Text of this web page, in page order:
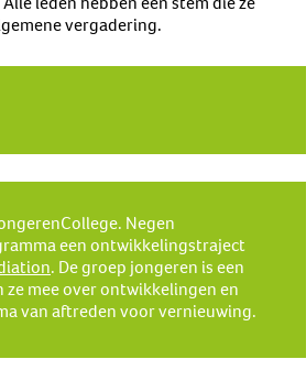
leden hebben een stem die ze
vergadering.
Negen
een ontwikkelingstraject
. De groep jongeren is een
mee over ontwikkelingen en
van aftreden voor vernieuwing.